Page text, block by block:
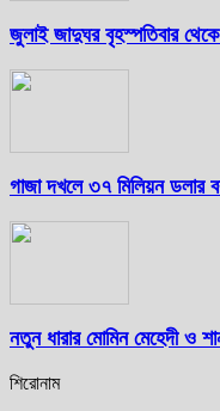
জুলাই জাদুঘর বৃহস্পতিবার
গাজা দখলে ৩৭ মিলিয়ন ডলার
নতুন ধারার মোমিন মেহেদী ও
শিরোনাম